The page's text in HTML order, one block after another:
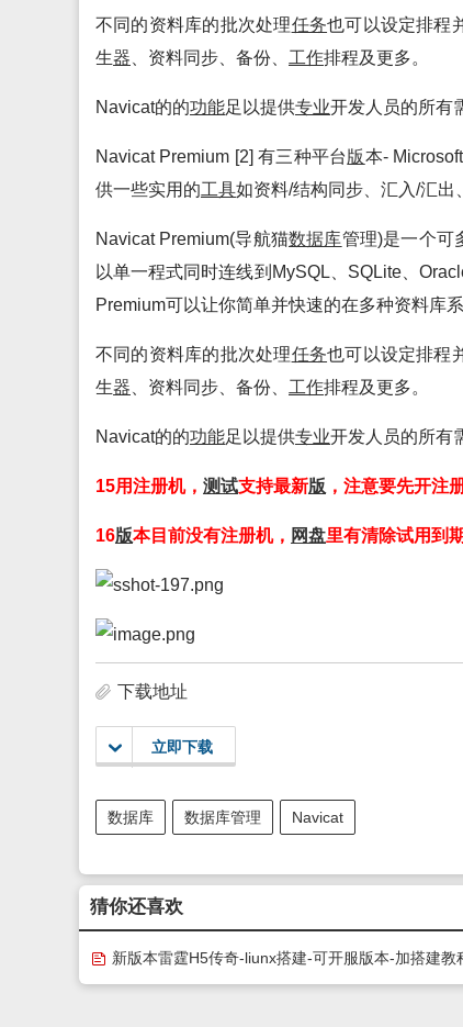
不同的资料库的批次处理任务也可以设定排程
生器 、资料同步、备份、 工作排程及更多。
Navicat的的功能足以提供专业开发人员的所有
Navicat Premium [2] 有三种平台版本-
供一些实用的工具如资料/结构同步、汇入/汇出
Navicat Premium(导航猫数据库管理)是一个可
以单一程式同时连线到MySQL、SQLite、
Premium可以让你简单并快速的在多种资料库
不同的资料库的批次处理任务也可以设定排程
生器 、资料同步、备份、 工作排程及更多。
Navicat的的功能足以提供专业开发人员的所有
15用注册机， 测试支持最新版 ，注意要先开注
16版本目前没有注册机， 网盘里有清除试用到
下载地址
立即下载
数据库 数据库管理 Navicat
猜你还喜欢
新版本雷霆H5传奇-liunx搭建-可开服版本-加搭建教